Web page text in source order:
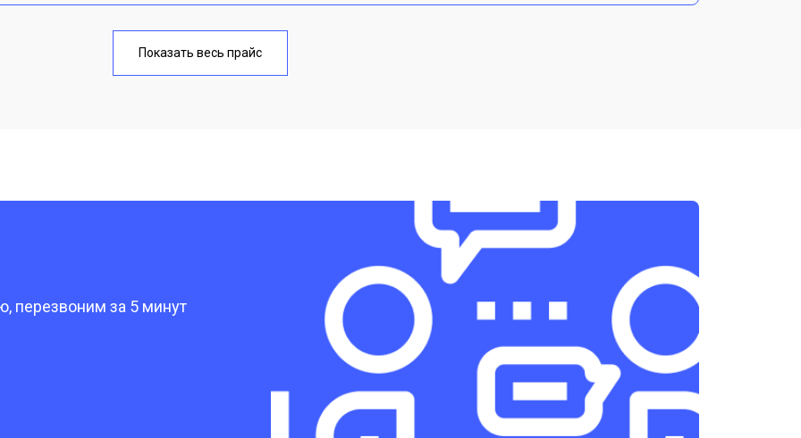
от 40 мин
от 3300 ₽
от 1400 ₽ Заказать
от 2700 ₽ Заказать
от 950 ₽ Заказать
Показать весь прайс
перезвоним за 5 минут